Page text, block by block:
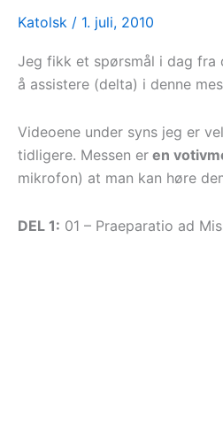
Katolsk / 1. juli, 2010
Jeg fikk et spørsmål i dag fra
å assistere (delta) i denne
Videoene under syns jeg er
tidligere. Messen er en
mikrofon) at man kan høre
DEL 1: 01 – Praeparatio ad